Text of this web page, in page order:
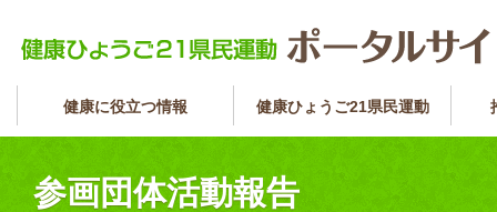
健康に役立つ情報 健康ひょうご21県民運動
参画団体活動報告